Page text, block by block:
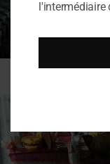
l'intermédiaire